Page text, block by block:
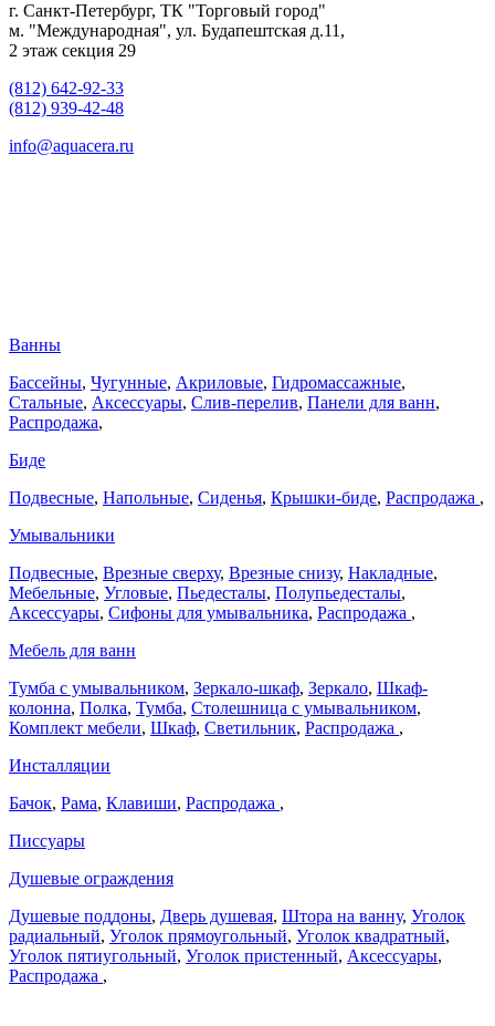
г. Санкт-Петербург, ТК "Торговый город"
м. "Международная", ул. Будапештская д.11,
2 этаж секция 29
(812) 642-92-33
(812) 939-42-48
info@aquacera.ru
Ванны
Бассейны, Чугунные, Акриловые, Гидромассажные,
Стальные, Аксессуары, Слив-перелив, Панели для ванн,
Распродажа,
Биде
Подвесные, Напольные, Сиденья, Крышки-биде, Распродажа ,
Умывальники
Подвесные, Врезные сверху, Врезные снизу, Накладные,
Мебельные, Угловые, Пьедесталы, Полупьедесталы,
Аксессуары, Сифоны для умывальника, Распродажа ,
Мебель для ванн
Тумба с умывальником, Зеркало-шкаф, Зеркало, Шкаф-
колонна, Полка, Тумба, Столешница с умывальником,
Комплект мебели, Шкаф, Светильник, Распродажа ,
Инсталляции
Бачок, Рама, Клавиши, Распродажа ,
Писсуары
Душевые ограждения
Душевые поддоны, Дверь душевая, Штора на ванну, Уголок
радиальный, Уголок прямоугольный, Уголок квадратный,
Уголок пятиугольный, Уголок пристенный, Аксессуары,
Распродажа ,